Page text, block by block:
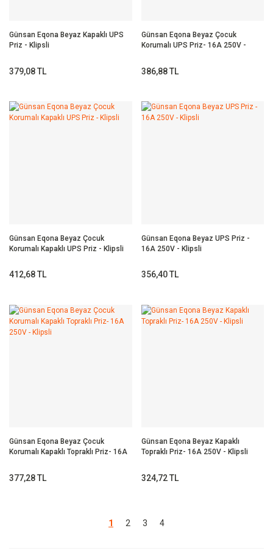
Günsan Eqona Beyaz Kapaklı UPS
Priz - Klipsli
379,08 TL
Günsan Eqona Beyaz Çocuk
Korumalı UPS Priz- 16A 250V -
386,88 TL
Günsan Eqona Beyaz Çocuk
Korumalı Kapaklı UPS Priz - Klipsli
412,68 TL
Günsan Eqona Beyaz UPS Priz -
16A 250V - Klipsli
356,40 TL
Günsan Eqona Beyaz Çocuk
Korumalı Kapaklı Topraklı Priz- 16A
377,28 TL
Günsan Eqona Beyaz Kapaklı
Topraklı Priz- 16A 250V - Klipsli
324,72 TL
1 2 3 4